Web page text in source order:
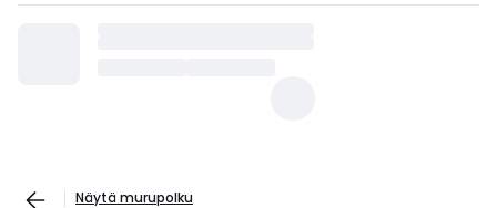
Näytä murupolku